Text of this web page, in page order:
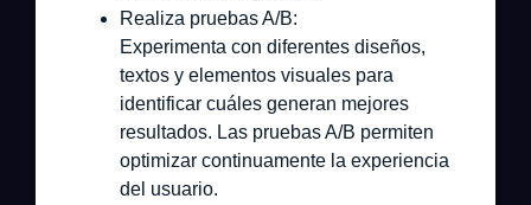
Realiza pruebas A/B:
Experimenta con diferentes diseños,
textos y elementos visuales para
identificar cuáles generan mejores
resultados. Las pruebas A/B permiten
optimizar continuamente la experiencia
del usuario.